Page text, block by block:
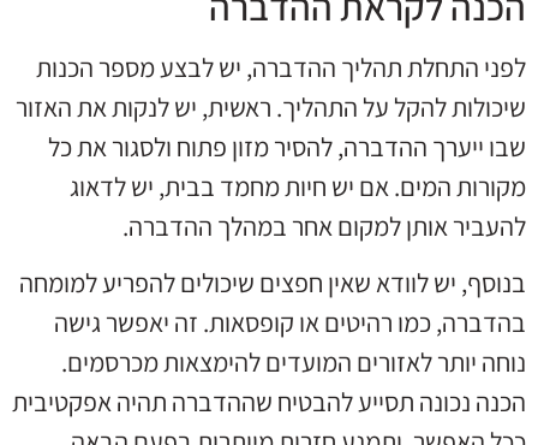
לפני התחלת תהליך ההדברה, יש לבצע מספר הכנות
שיכולות להקל על התהליך. ראשית, יש לנקות את האזור
שבו ייערך ההדברה, להסיר מזון פתוח ולסגור את כל
מקורות המים. אם יש חיות מחמד בבית, יש לדאוג
להעביר אותן למקום אחר במהלך ההדברה.
בנוסף, יש לוודא שאין חפצים שיכולים להפריע למומחה
בהדברה, כמו רהיטים או קופסאות. זה יאפשר גישה
נוחה יותר לאזורים המועדים להימצאות מכרסמים.
הכנה נכונה תסייע להבטיח שההדברה תהיה אפקטיבית